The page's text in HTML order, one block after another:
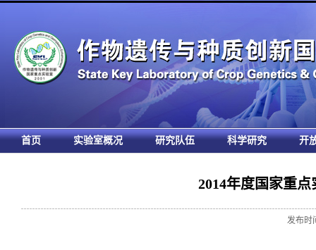
首页 实验室概况 研究队伍 科学研究 开
2014年度国家重
发布时